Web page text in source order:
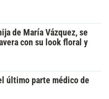
de María Vázquez, se
con su look floral y
último parte médico de